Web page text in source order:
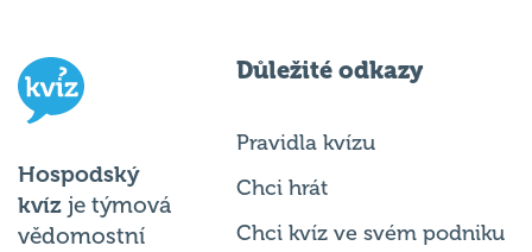
Hospodský
kvíz je týmová
vědomostní
Důležité odkazy
Pravidla kvízu
Chci hrát
Chci kvíz ve svém podniku